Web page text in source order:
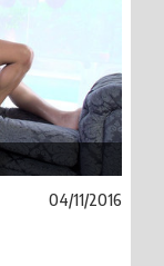
04/11/2016